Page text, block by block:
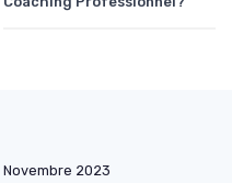
Novembre 2023